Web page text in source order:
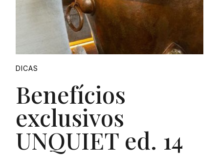
DICAS
Benefícios
exclusivos
UNQUIET ed. 14